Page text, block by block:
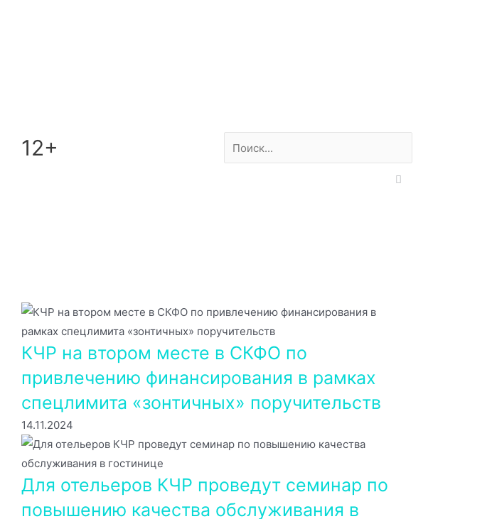
12+
КЧР на втором месте в СКФО по
привлечению финансирования в рамках
спецлимита «зонтичных» поручительств
14.11.2024
Для отельеров КЧР проведут семинар по
повышению качества обслуживания в